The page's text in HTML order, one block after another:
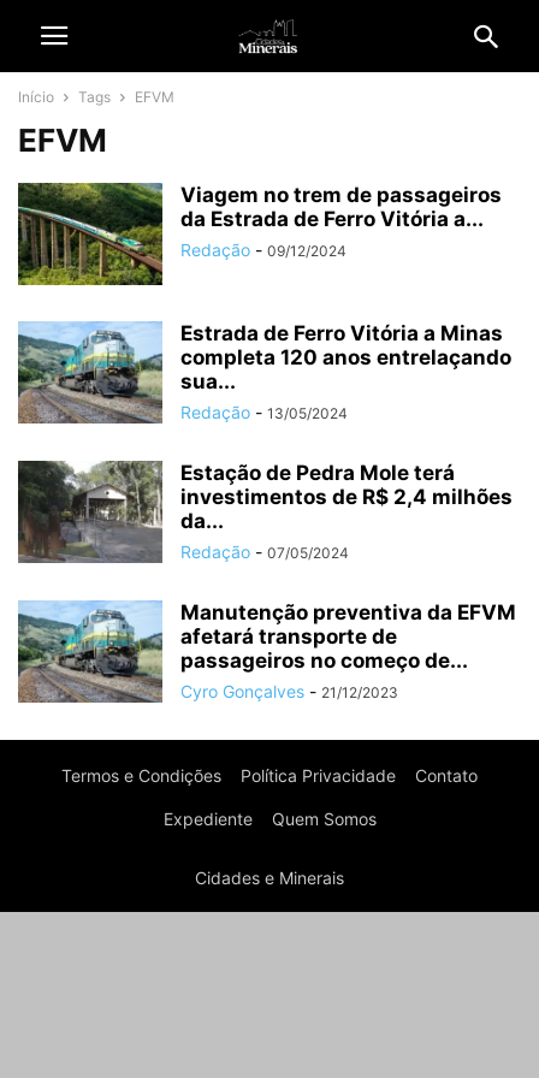
Início Tags EFVM
EFVM
Viagem no trem de passageiros
da Estrada de Ferro Vitória a...
Redação - 09/12/2024
Estrada de Ferro Vitória a Minas
completa 120 anos entrelaçando
sua...
Redação - 13/05/2024
Estação de Pedra Mole terá
investimentos de R$ 2,4 milhões
da...
Redação - 07/05/2024
Manutenção preventiva da EFVM
afetará transporte de
passageiros no começo de...
Cyro Gonçalves - 21/12/2023
Termos e Condições Política Privacidade Contato
Expediente Quem Somos
Cidades e Minerais